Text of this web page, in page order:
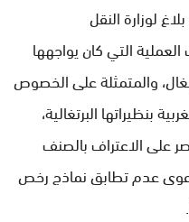
لوزارة النقل
التي كان يواجهها
والمتمثلة على الخصوص
بنظيراتها البرتغالية،
على الاعتراف بالصنف
عدم تطابق نماذج رخص